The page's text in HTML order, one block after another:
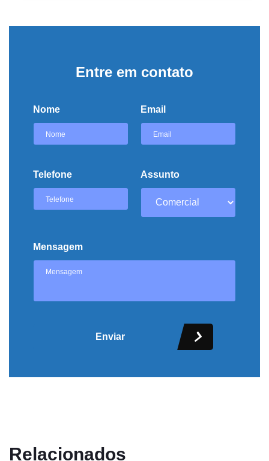
Entre em contato
Nome Email
Telefone Assunto
Mensagem
Enviar
Relacionados